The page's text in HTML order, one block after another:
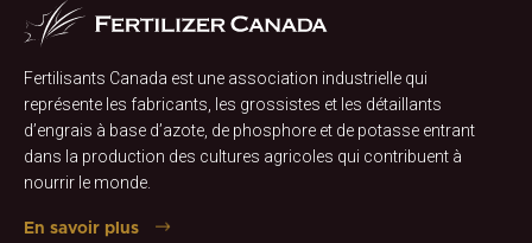
Fertilisants Canada est une association industrielle qui
représente les fabricants, les grossistes et les détaillants
d’engrais à base d’azote, de phosphore et de potasse entrant
dans la production des cultures agricoles qui contribuent à
nourrir le monde.
En savoir plus